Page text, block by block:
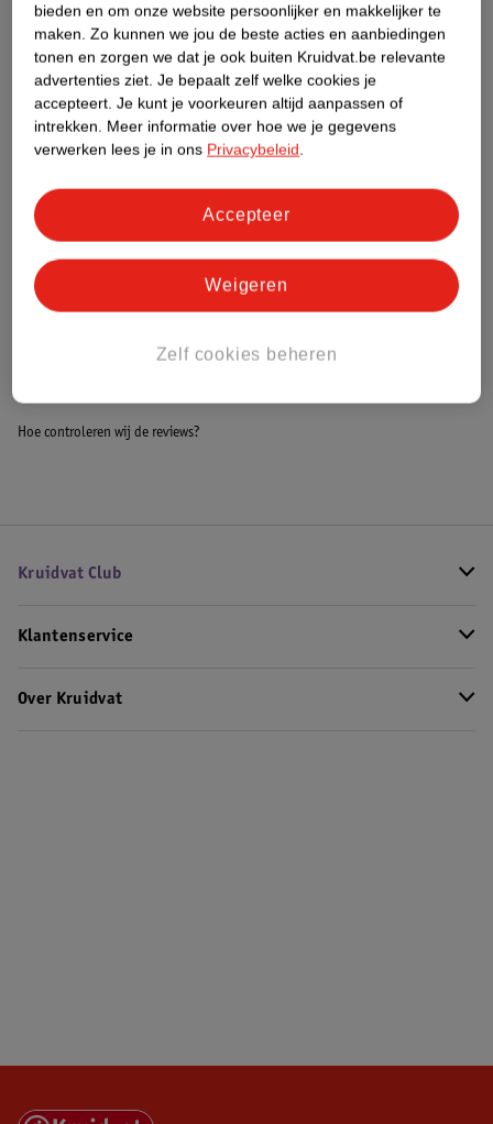
Etiketinformatie
Nature Impact Score
Dit product heeft (nog) geen Nature
Impact Score.
Meer informatie
Bestel & Bezorginformatie
Hoe controleren wij de reviews?
Kruidvat Club
Klantenservice
Over Kruidvat
bieden en om onze website persoonlijker en makkelijker te
maken. Zo kunnen we jou de beste acties en aanbiedingen
tonen en zorgen we dat je ook buiten Kruidvat.be relevante
advertenties ziet. Je bepaalt zelf welke cookies je
accepteert. Je kunt je voorkeuren altijd aanpassen of
intrekken. Meer informatie over hoe we je gegevens
verwerken lees je in ons Privacybeleid.
Zelf cookies beheren
Weigeren
Accepteer